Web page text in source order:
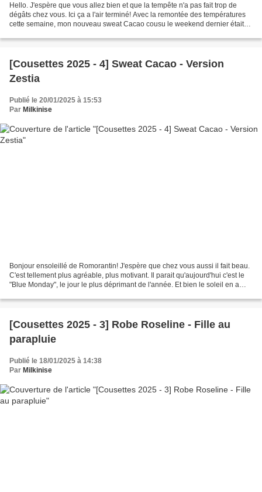
Hello. J'espère que vous allez bien et que la tempête n'a pas fait trop de
dégâts chez vous. Ici ça a l'air terminé! Avec la remontée des températures
cette semaine, mon nouveau sweat Cacao cousu le weekend dernier était
[Cousettes 2025 - 4] Sweat Cacao - Version
Zestia
Publié le 20/01/2025 à 15:53
Par Milkinise
Bonjour ensoleillé de Romorantin! J'espère que chez vous aussi il fait beau.
C'est tellement plus agréable, plus motivant. Il parait qu'aujourd'hui c'est le
"Blue Monday", le jour le plus déprimant de l'année. Et bien le soleil en a
[Cousettes 2025 - 3] Robe Roseline - Fille au
parapluie
Publié le 18/01/2025 à 14:38
Par Milkinise